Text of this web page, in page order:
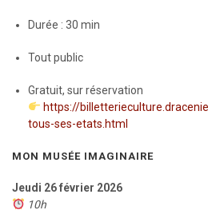
Durée : 30 min
Tout public
Gratuit, sur réservation
https://
tous-ses-etats.html
MON MUSÉE IMAGINAIRE
Jeudi 26 février 2026
10h